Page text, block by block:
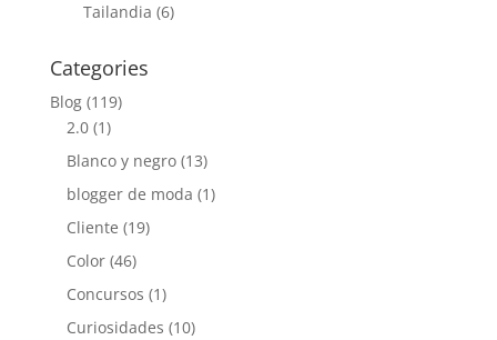
Tailandia (6)
Categories
Blog(119)
2.0(1)
Blanco y negro(13)
blogger de moda (1)
Cliente (19)
Color(46)
Concursos (1)
Curiosidades (10)